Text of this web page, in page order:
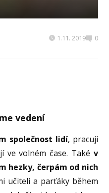
1.11. 2019 0
vedení
společnost lidí, pracuji
ve volném čase. Také v
hezky, čerpám od nich
učiteli a parťáky během